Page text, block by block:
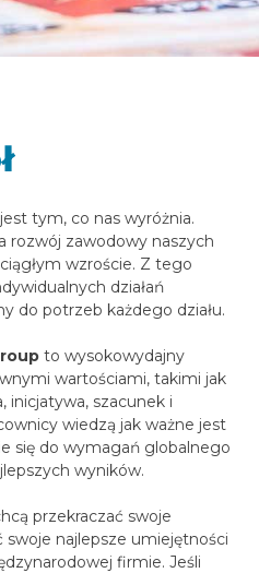
tym, co nas wyróżnia.
rozwój zawodowy naszych
wzroście. Z tego
działań
do potrzeb każdego działu.
to wysokowydajny
wartościami, takimi jak
inicjatywa, szacunek i
wiedzą jak ważne jest
się do wymagań globalnego
wyników.
przekraczać swoje
swoje najlepsze umiejętności
firmie. Jeśli